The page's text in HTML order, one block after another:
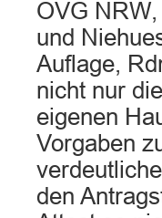
OVG
und
Auflage,
nicht nur
eigenen
Vorgaben
den